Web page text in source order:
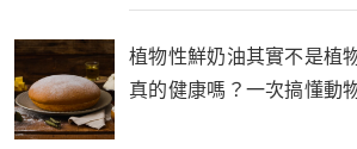
植物性鮮奶油其實不是植
真的健康嗎？一次搞懂動